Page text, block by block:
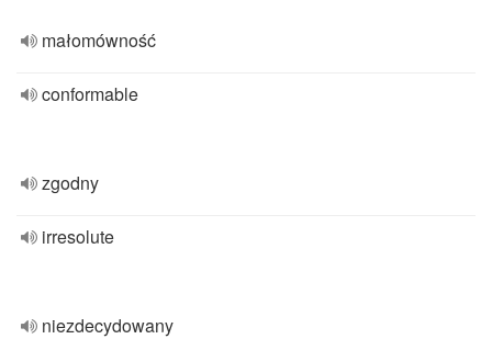
małomówność
conformable
zgodny
irresolute
niezdecydowany